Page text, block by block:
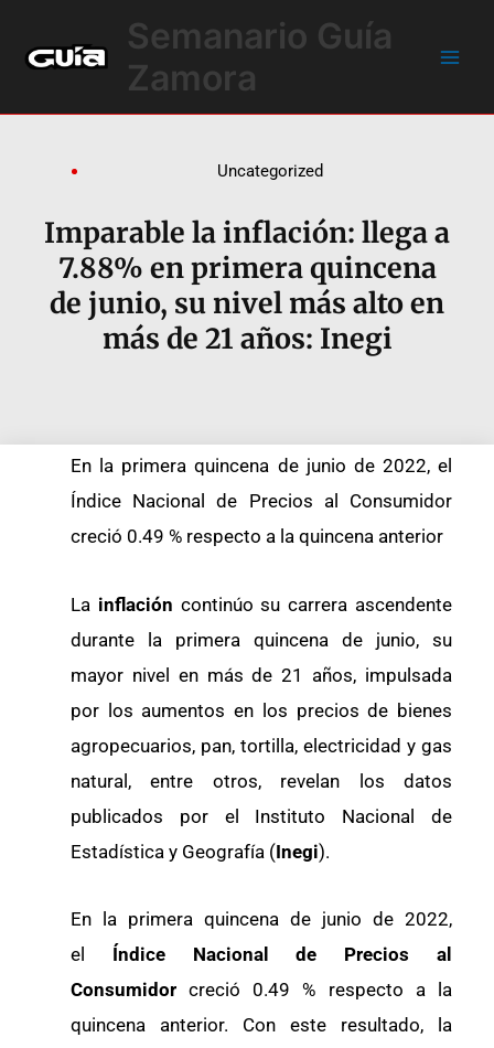
contenido
Semanario Guía
Zamora
Uncategorized
Imparable la inflación: llega a
7.88% en primera quincena
de junio, su nivel más alto en
más de 21 años: Inegi
En la primera quincena de junio de 2022, el
Índice Nacional de Precios al Consumidor
creció 0.49 % respecto a la quincena anterior
La inflación continúo su carrera ascendente
durante la primera quincena de junio, su
mayor nivel en más de 21 años, impulsada
por los aumentos en los precios de bienes
agropecuarios, pan, tortilla, electricidad y gas
natural, entre otros, revelan los datos
publicados por el Instituto Nacional de
Estadística y Geografía (Inegi).
En la primera quincena de junio de 2022,
el Índice Nacional de Precios al
Consumidor creció 0.49 % respecto a la
quincena anterior. Con este resultado, la